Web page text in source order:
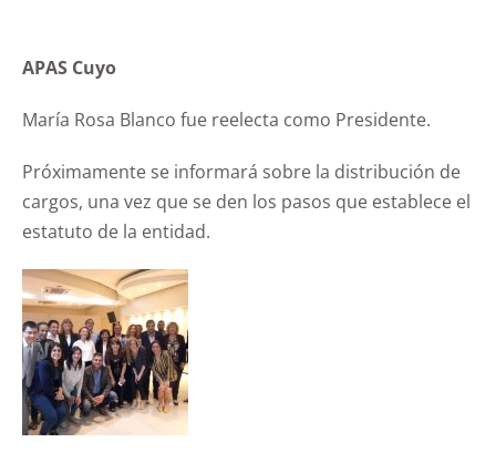
APAS Cuyo
María Rosa Blanco fue reelecta como Presidente.
Próximamente se informará sobre la distribución de
cargos, una vez que se den los pasos que establece el
estatuto de la entidad.